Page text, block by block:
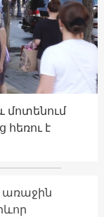
մոտենում
հեռու է